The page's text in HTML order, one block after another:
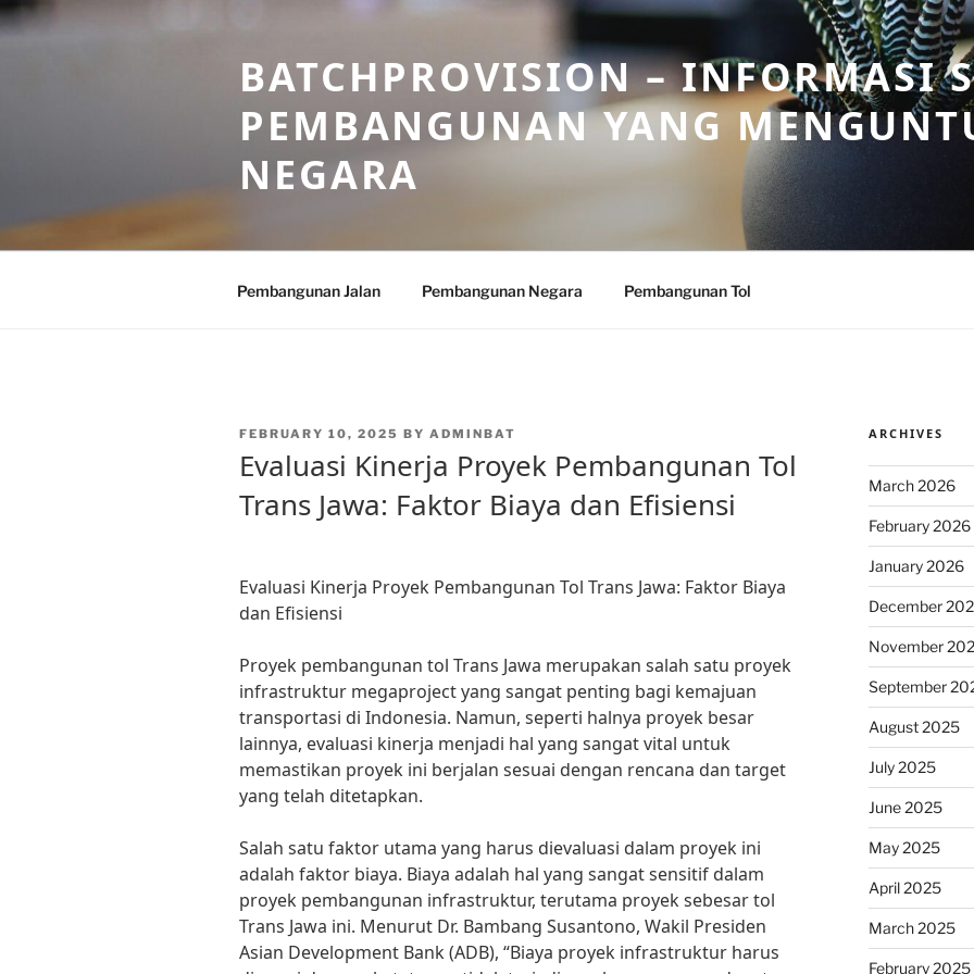
Skip
to
BATCHPROVISION – INFORMASI
PEMBANGUNAN YANG
NEGARA
Pembangunan Jalan Pembangunan Negara Pembangunan Tol
POSTED
FEBRUARY 10, 2025 BY ADMINBAT
Evaluasi Kinerja Proyek Pembangunan Tol
Trans Jawa: Faktor Biaya dan Efisiensi
Evaluasi Kinerja Proyek Pembangunan Tol Trans Jawa: Faktor Biaya
dan Efisiensi
Proyek pembangunan tol Trans Jawa merupakan salah satu proyek
infrastruktur megaproject yang sangat penting bagi kemajuan
transportasi di Indonesia. Namun, seperti halnya proyek besar
lainnya, evaluasi kinerja menjadi hal yang sangat vital untuk
memastikan proyek ini berjalan sesuai dengan rencana dan target
yang telah ditetapkan.
Salah satu faktor utama yang harus dievaluasi dalam proyek ini
adalah faktor biaya. Biaya adalah hal yang sangat sensitif dalam
proyek pembangunan infrastruktur, terutama proyek sebesar tol
Trans Jawa ini. Menurut Dr. Bambang Susantono, Wakil Presiden
Asian Development Bank (ADB), “Biaya proyek infrastruktur harus
ARCHIVES
March 2026
February 2026
January 2026
December
November
September
August 2025
July 2025
June 2025
May 2025
April 2025
March 2025
February 2025